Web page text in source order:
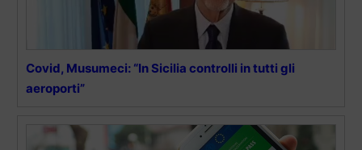
Covid, Musumeci: “In Sicilia controlli in tutti gli
aeroporti”